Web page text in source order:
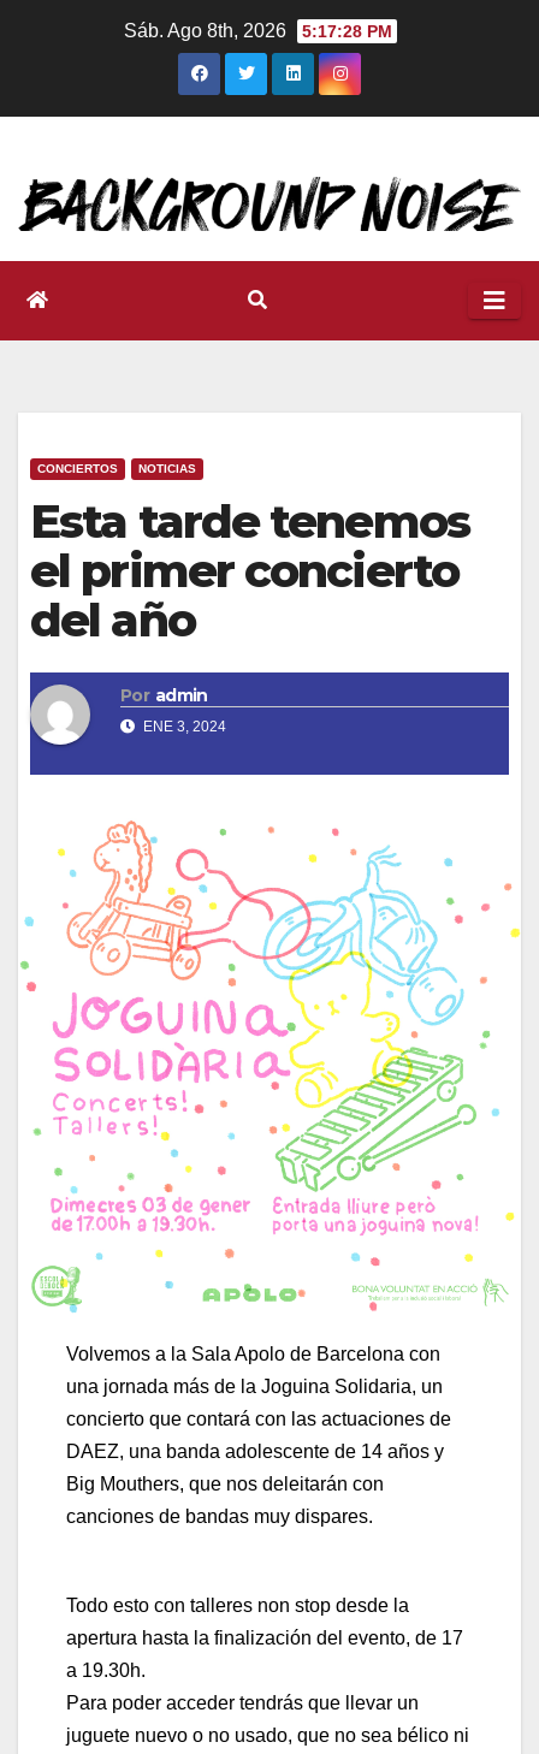
Sáb. Ago 8th, 2026 5:17:29 PM
CONCIERTOS NOTICIAS
Esta tarde tenemos
el primer concierto
del año
Por admin
ENE 3, 2024
Volvemos a la Sala Apolo de Barcelona con
una jornada más de la Joguina Solidaria, un
concierto que contará con las actuaciones de
DAEZ, una banda adolescente de 14 años y
Big Mouthers, que nos deleitarán con
canciones de bandas muy dispares.
Todo esto con talleres non stop desde la
apertura hasta la finalización del evento, de 17
a 19.30h.
Para poder acceder tendrás que llevar un
juguete nuevo o no usado, que no sea bélico ni